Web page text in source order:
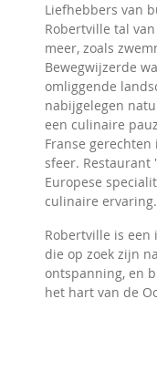
Liefhebbers van
Robertville tal
meer, zoals
Bewegwijzerde
omliggende
nabijgelegen
een culinaire
Franse
sfeer. Restaurant
Europese
culinaire ervaring.
Robertville is een
die op zoek zijn
ontspanning, en
het hart van de